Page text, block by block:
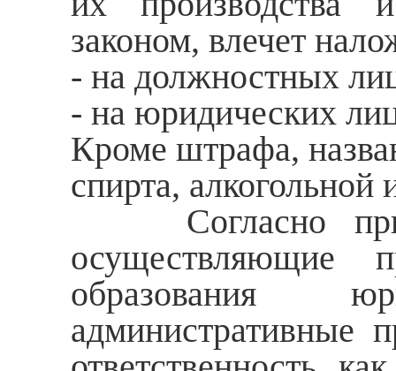
законом, влечет
- на должностных
- на юридических
Кроме штрафа,
спирта,
Согласно
осуществляющие
образования
административные